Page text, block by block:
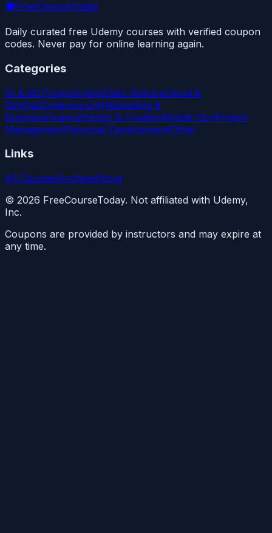
🎓FreeCourseToday
Daily curated free Udemy courses with verified coupon
codes. Never pay for online learning again.
Categories
AI & MLProgrammingData ScienceCloud &
DevOpsCybersecurityMarketing &
BusinessFinanceDesign & CreativeMobile DevProject
ManagementPersonal DevelopmentOther
Links
All CoursesArchiveAbout
© 2026 FreeCourseToday. Not affiliated with Udemy,
Inc.
Coupons are provided by instructors and may expire at
any time.